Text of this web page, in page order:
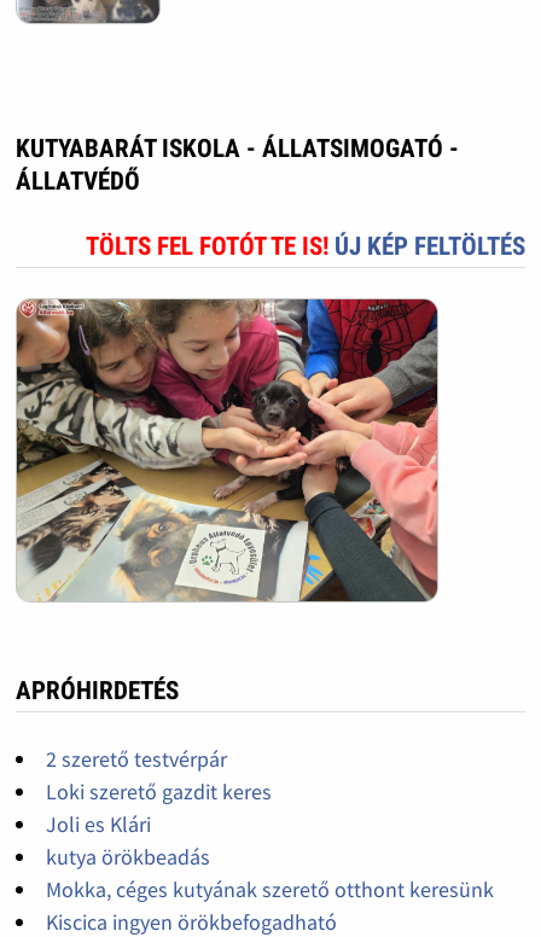
KUTYABARÁT ISKOLA - ÁLLATSIMOGATÓ -
ÁLLATVÉDŐ
TÖLTS FEL FOTÓT TE IS! ÚJ KÉP FELTÖLTÉS
APRÓHIRDETÉS
2 szerető testvérpár
Loki szerető gazdit keres
Joli es Klári
kutya örökbeadás
Mokka, céges kutyának szerető otthont keresünk
Kiscica ingyen örökbefogadható